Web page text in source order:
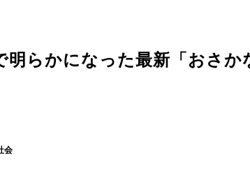
らかになった最新「おさか
会